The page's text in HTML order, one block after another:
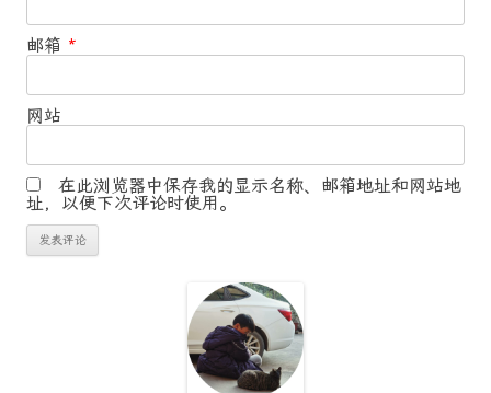
邮箱 *
网站
在此浏览器中保存我的显示名称、邮箱地址和网站地
址，以便下次评论时使用。